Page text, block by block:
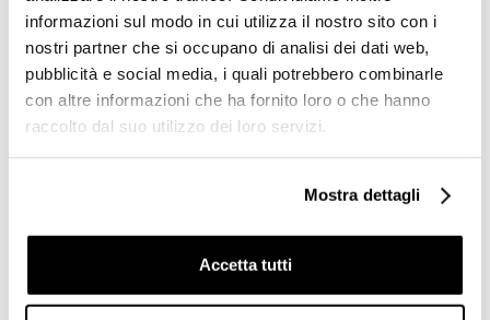
informazioni sul modo in cui utilizza il nostro sito con i
nostri partner che si occupano di analisi dei dati web,
pubblicità e social media, i quali potrebbero combinarle
con altre informazioni che ha fornito loro o che hanno
raccolto dal suo utilizzo dei loro servizi.
Mostra dettagli
Accetta tutti
Richiedi preventivo Richiedi preventivo
Prodotti simili